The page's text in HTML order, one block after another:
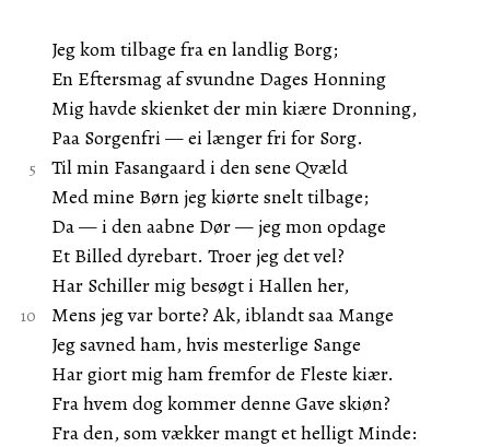
Jeg kom tilbage fra en landlig Borg;
En Eftersmag af svundne Dages Honning
Mig havde skienket der min kiære Dronning,
Paa Sorgenfri — ei længer fri for Sorg.
Til min Fasangaard i den sene Qvæld
Med mine Børn jeg kiørte snelt tilbage;
Da — i den aabne Dør — jeg mon opdage
Et Billed dyrebart. Troer jeg det vel?
Har Schiller mig besøgt i Hallen her,
Mens jeg var borte? Ak, iblandt saa Mange
Jeg savned ham, hvis mesterlige Sange
Har giort mig ham fremfor de Fleste kiær.
Fra hvem dog kommer denne Gave skiøn?
Fra den, som vækker mangt et helligt Minde: